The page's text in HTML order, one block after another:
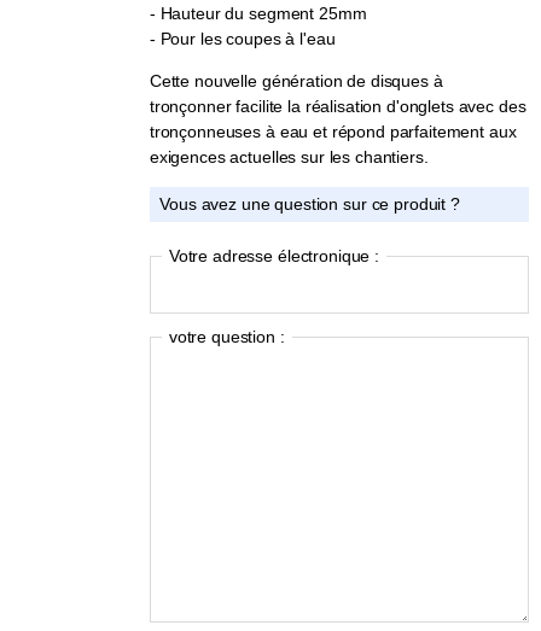
- Hauteur du segment 25mm
- Pour les coupes à l'eau
Cette nouvelle génération de disques à
tronçonner facilite la réalisation d'onglets avec des
tronçonneuses à eau et répond parfaitement aux
exigences actuelles sur les chantiers.
Vous avez une question sur ce produit ?
Votre adresse électronique :
votre question :